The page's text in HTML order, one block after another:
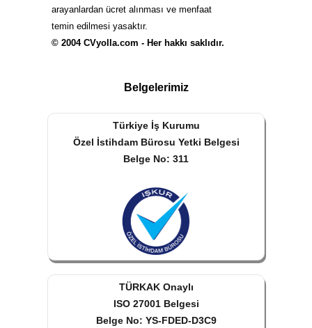
arayanlardan ücret alınması ve menfaat
temin edilmesi yasaktır.
© 2004 CVyolla.com - Her hakkı saklıdır.
Belgelerimiz
Türkiye İş Kurumu
Özel İstihdam Bürosu Yetki Belgesi
Belge No: 311
TÜRKAK Onaylı
ISO 27001 Belgesi
Belge No: YS-FDED-D3C9